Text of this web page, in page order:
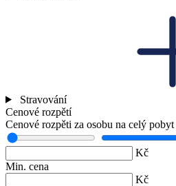
Stravování
Cenové rozpětí
Cenové rozpěti za osobu na celý pobyt
Kč
Min. cena
Kč